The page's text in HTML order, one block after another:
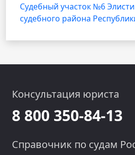
Судебный участок №6
судебного района
Консультация юриста
8 800 350-84-13
Справочник по судам